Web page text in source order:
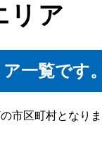
リア
一覧です
市区町村となり